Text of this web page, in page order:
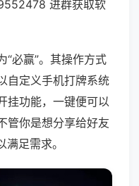
进群获取软
“必赢”。其操作方式
自定义手机打牌系统
挂功能，一键便可以
管你是想分享给好友
足需求。